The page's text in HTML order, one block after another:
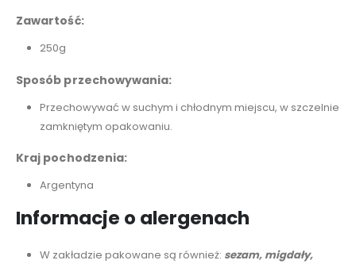
Zawartość:
250g
Sposób przechowywania:
Przechowywać w suchym i chłodnym miejscu, w szczelnie
zamkniętym opakowaniu.
Kraj pochodzenia:
Argentyna
Informacje o alergenach
W zakładzie pakowane są również: sezam, migdały,